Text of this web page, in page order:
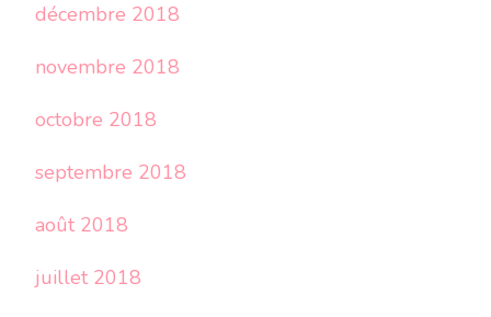
décembre 2018
novembre 2018
octobre 2018
septembre 2018
août 2018
juillet 2018